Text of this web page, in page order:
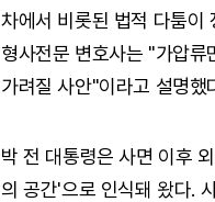
차에서 비롯된 법적 다툼이
형사전문 변호사는 "가압
가려질 사안"이라고 설명했
박 전 대통령은 사면 이후
의 공간'으로 인식돼 왔다.